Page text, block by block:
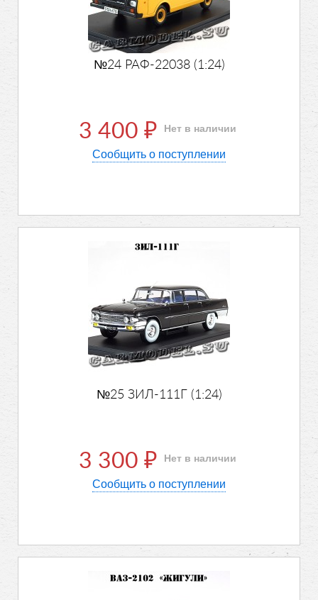
№24 РАФ-22038 (1:24)
3 400 ₽ Нет в наличии
Сообщить о поступлении
№25 ЗИЛ-111Г (1:24)
3 300 ₽ Нет в наличии
Сообщить о поступлении